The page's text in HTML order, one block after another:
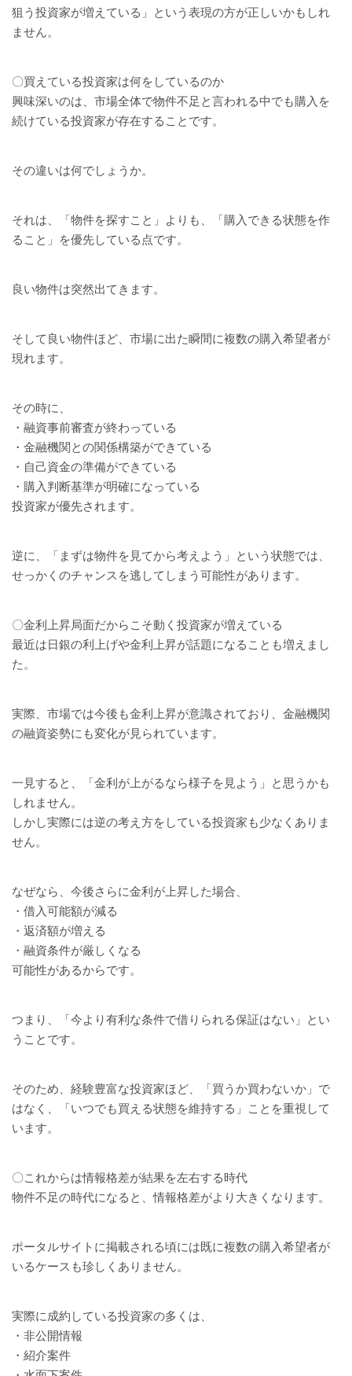
狙う投資家が増えている」という表現の方が正しいかもしれ
ません。
〇買えている投資家は何をしているのか
興味深いのは、市場全体で物件不足と言われる中でも購入を
続けている投資家が存在することです。
その違いは何でしょうか。
それは、「物件を探すこと」よりも、「購入できる状態を作
ること」を優先している点です。
良い物件は突然出てきます。
そして良い物件ほど、市場に出た瞬間に複数の購入希望者が
現れます。
その時に、
・融資事前審査が終わっている
・金融機関との関係構築ができている
・自己資金の準備ができている
・購入判断基準が明確になっている
投資家が優先されます。
逆に、「まずは物件を見てから考えよう」という状態では、
せっかくのチャンスを逃してしまう可能性があります。
〇金利上昇局面だからこそ動く投資家が増えている
最近は日銀の利上げや金利上昇が話題になることも増えまし
た。
実際、市場では今後も金利上昇が意識されており、金融機関
の融資姿勢にも変化が見られています。
一見すると、「金利が上がるなら様子を見よう」と思うかも
しれません。
しかし実際には逆の考え方をしている投資家も少なくありま
せん。
なぜなら、今後さらに金利が上昇した場合、
・借入可能額が減る
・返済額が増える
・融資条件が厳しくなる
可能性があるからです。
つまり、「今より有利な条件で借りられる保証はない」とい
うことです。
そのため、経験豊富な投資家ほど、「買うか買わないか」で
はなく、「いつでも買える状態を維持する」ことを重視して
います。
〇これからは情報格差が結果を左右する時代
物件不足の時代になると、情報格差がより大きくなります。
ポータルサイトに掲載される頃には既に複数の購入希望者が
いるケースも珍しくありません。
実際に成約している投資家の多くは、
・非公開情報
・紹介案件